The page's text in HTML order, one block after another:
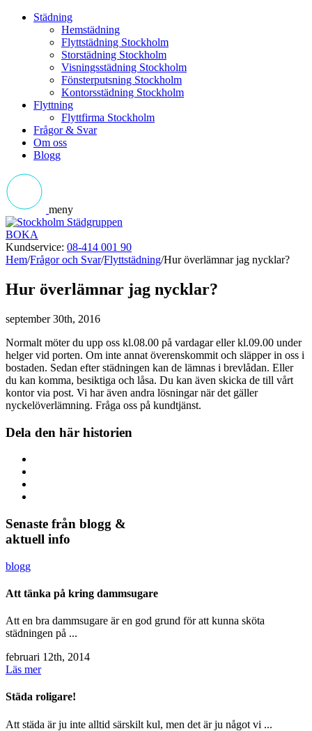
Städning
Hemstädning
Flyttstädning Stockholm
Storstädning Stockholm
Visningsstädning Stockholm
Fönsterputsning Stockholm
Kontorsstädning Stockholm
Flyttning
Flyttfirma Stockholm
Frågor & Svar
Om oss
Blogg
meny
BOKA
Kundservice: 08-414 001 90
Hem/Frågor och Svar/Flyttstädning/Hur överlämnar jag nycklar?
Hur överlämnar jag nycklar?
september 30th, 2016
Normalt möter du upp oss kl.08.00 på vardagar eller kl.09.00 under
helger vid porten. Om inte annat överenskommit och släpper in oss i
bostaden. Sedan efter städningen kan de lämnas i brevlådan. Eller
du kan komma, besiktiga och låsa. Du kan även skicka de till vårt
kontor via post. Vi har även andra lösningar när det gäller
nyckelöverlämning. Fråga oss på kundtjänst.
Dela den här historien
Senaste från blogg &
aktuell info
blogg
Att tänka på kring dammsugare
Att en bra dammsugare är en god grund för att kunna sköta
städningen på ...
februari 12th, 2014
Läs mer
Städa roligare!
Att städa är ju inte alltid särskilt kul, men det är ju något vi ...